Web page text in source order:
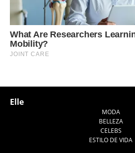
Elle
MODA
BELLEZA
CELEBS
ESTILO DE VIDA